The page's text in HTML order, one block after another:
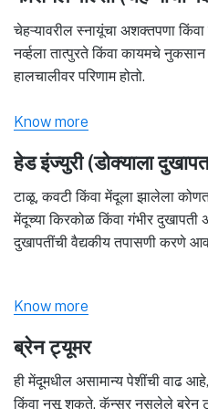
चेहऱ्यावरील स्नायूंचा अशक्तपणा
नर्व्हला तात्पुरते किंवा कायमचे
हालचालीवर परिणाम होतो.
Know more
हेड इंज्युरी (डोक्याला
टाळू, कवटी किंवा मेंदूला झालेला
मेंदूच्या किरकोळ किंवा गंभीर दुखापती
दुखापतींची वैद्यकीय तपासणी करणे
Know more
ब्रेन ट्यूमर
ही मेंदूमधील असामान्य पेशींची वाढ
किंवा नसू शकते. कॅन्सर नसलेले ब्रेन